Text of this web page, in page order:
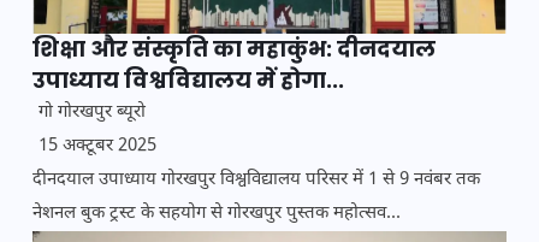
शिक्षा और संस्कृति का महाकुंभ: दीनदयाल
उपाध्याय विश्वविद्यालय में होगा...
गो गोरखपुर ब्यूरो
15 अक्टूबर 2025
दीनदयाल उपाध्याय गोरखपुर विश्वविद्यालय परिसर में 1 से 9 नवंबर तक
नेशनल बुक ट्रस्ट के सहयोग से गोरखपुर पुस्तक महोत्सव...